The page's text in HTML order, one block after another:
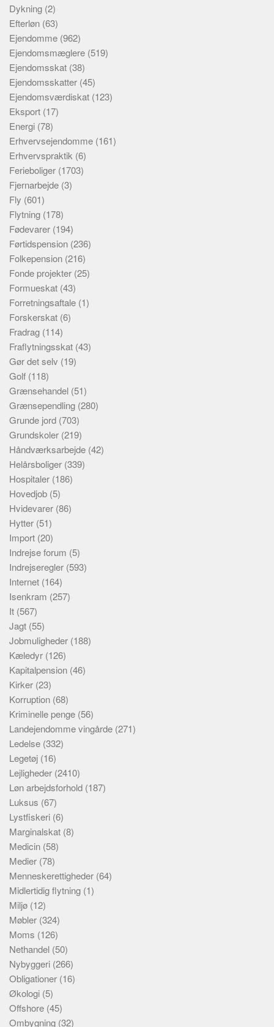
Dykning (2)
Efterløn (63)
Ejendomme (962)
Ejendomsmæglere (519)
Ejendomsskat (38)
Ejendomsskatter (45)
Ejendomsværdiskat (123)
Eksport (17)
Energi (78)
Erhvervsejendomme (161)
Erhvervspraktik (6)
Ferieboliger (1703)
Fjernarbejde (3)
Fly (601)
Flytning (178)
Fødevarer (194)
Førtidspension (236)
Folkepension (216)
Fonde projekter (25)
Formueskat (43)
Forretningsaftale (1)
Forskerskat (6)
Fradrag (114)
Fraflytningsskat (43)
Gør det selv (19)
Golf (118)
Grænsehandel (51)
Grænsependling (280)
Grunde jord (703)
Grundskoler (219)
Håndværksarbejde (42)
Helårsboliger (339)
Hospitaler (186)
Hovedjob (5)
Hvidevarer (86)
Hytter (51)
Import (20)
Indrejse forum (5)
Indrejseregler (593)
Internet (164)
Isenkram (257)
It (567)
Jagt (55)
Jobmuligheder (188)
Kæledyr (126)
Kapitalpension (46)
Kirker (23)
Korruption (68)
Kriminelle penge (56)
Landejendomme vingårde (271)
Ledelse (332)
Legetøj (16)
Lejligheder (2410)
Løn arbejdsforhold (187)
Luksus (67)
Lystfiskeri (6)
Marginalskat (8)
Medicin (58)
Medier (78)
Menneskerettigheder (64)
Midlertidig flytning (1)
Miljø (12)
Møbler (324)
Moms (126)
Nethandel (50)
Nybyggeri (266)
Obligationer (16)
Økologi (5)
Offshore (45)
Ombygning (32)